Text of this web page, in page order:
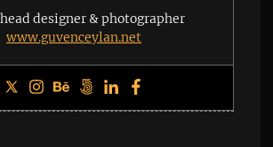
designer & photographer
www.guvenceylan.net